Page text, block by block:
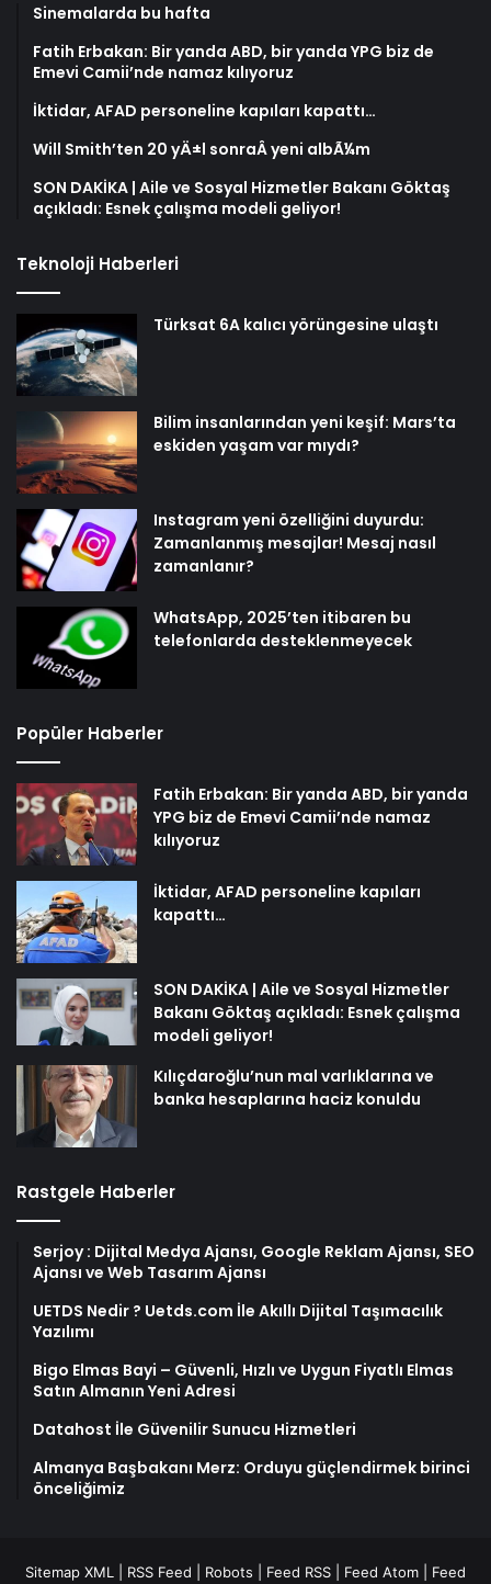
Sinemalarda bu hafta
Fatih Erbakan: Bir yanda ABD, bir yanda YPG biz de
Emevi Camii’nde namaz kılıyoruz
İktidar, AFAD personeline kapıları kapattı…
Will Smith’ten 20 yÄ±l sonraÂ yeni albÃ¼m
SON DAKİKA | Aile ve Sosyal Hizmetler Bakanı Göktaş
açıkladı: Esnek çalışma modeli geliyor!
Teknoloji Haberleri
Türksat 6A kalıcı yörüngesine ulaştı
Bilim insanlarından yeni keşif: Mars’ta
eskiden yaşam var mıydı?
Instagram yeni özelliğini duyurdu:
Zamanlanmış mesajlar! Mesaj nasıl
zamanlanır?
WhatsApp, 2025’ten itibaren bu
telefonlarda desteklenmeyecek
Popüler Haberler
Fatih Erbakan: Bir yanda ABD, bir yanda
YPG biz de Emevi Camii’nde namaz
kılıyoruz
İktidar, AFAD personeline kapıları
kapattı…
SON DAKİKA | Aile ve Sosyal Hizmetler
Bakanı Göktaş açıkladı: Esnek çalışma
modeli geliyor!
Kılıçdaroğlu’nun mal varlıklarına ve
banka hesaplarına haciz konuldu
Rastgele Haberler
Serjoy : Dijital Medya Ajansı, Google Reklam Ajansı, SEO
Ajansı ve Web Tasarım Ajansı
UETDS Nedir ? Uetds.com İle Akıllı Dijital Taşımacılık
Yazılımı
Bigo Elmas Bayi – Güvenli, Hızlı ve Uygun Fiyatlı Elmas
Satın Almanın Yeni Adresi
Datahost İle Güvenilir Sunucu Hizmetleri
Almanya Başbakanı Merz: Orduyu güçlendirmek birinci
önceliğimiz
Sitemap XML RSS Feed Robots Feed RSS Feed Atom Feed